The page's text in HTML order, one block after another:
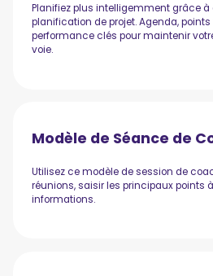
Planifiez plus intelligemment grâce
planification de projet. Agenda,
performance clés pour maintenir
voie.
Modèle de Séance de
Utilisez ce modèle de session de
réunions, saisir les principaux points
informations.